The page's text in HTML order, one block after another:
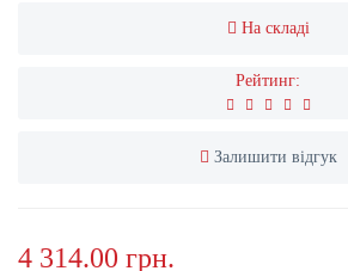
На складі
Рейтинг:
Залишити відгук
4 314.00 грн.